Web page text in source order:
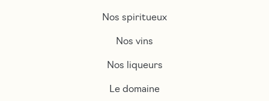
Nos spiritueux
Nos vins
Nos liqueurs
Le domaine